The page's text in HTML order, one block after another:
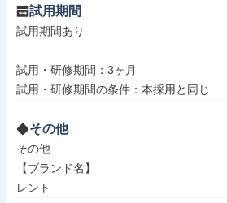
試用期間
試用期間あり
試用・研修期間：3ヶ月
その他
その他
【ブランド名】
レント